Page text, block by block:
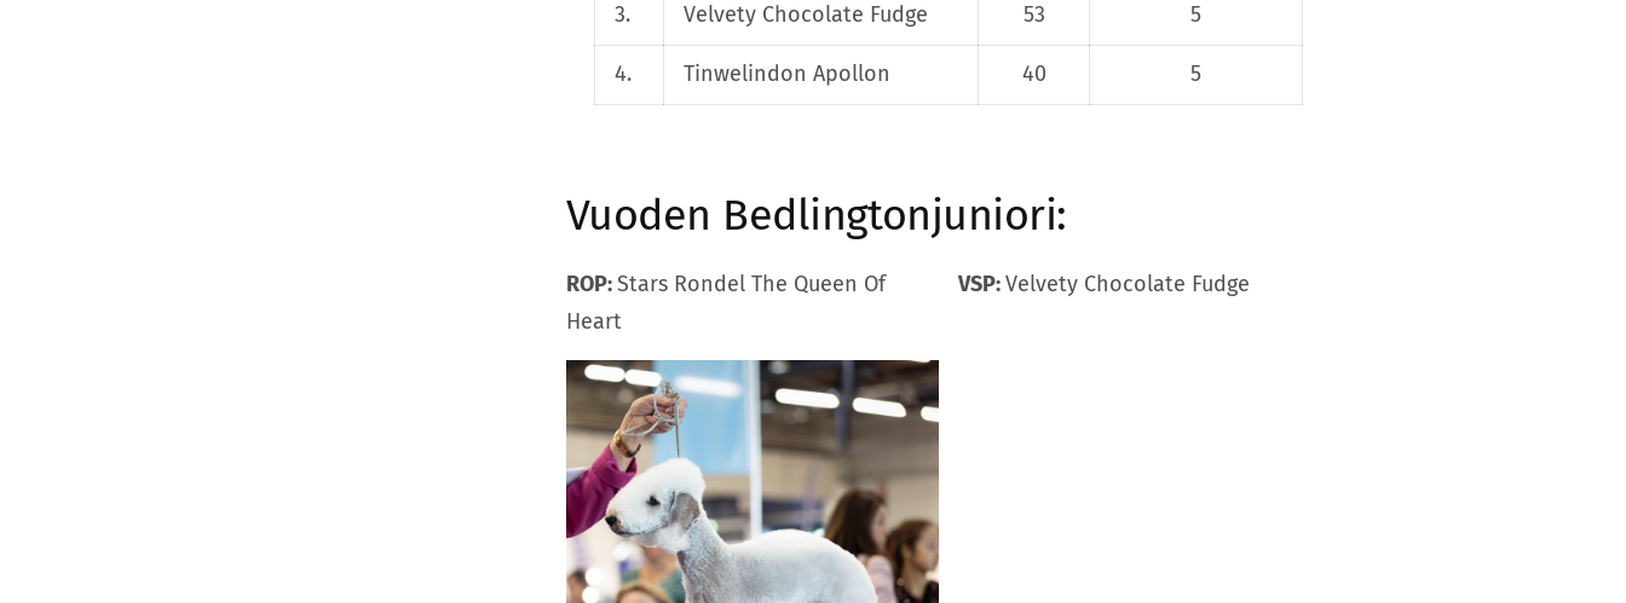
3. Velvety Chocolate Fudge 53 5
4. Tinwelindon Apollon 40 5
Vuoden Bedlingtonjuniori:
ROP:Stars Rondel The Queen Of
Heart
VSP:Velvety Chocolate Fudge